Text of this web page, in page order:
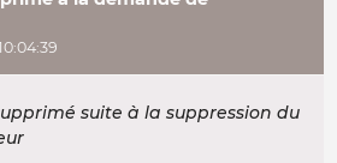
suite à la suppression du